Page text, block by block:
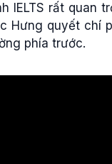
IELTS rất quan
Hưng quyết chí
phía trước.